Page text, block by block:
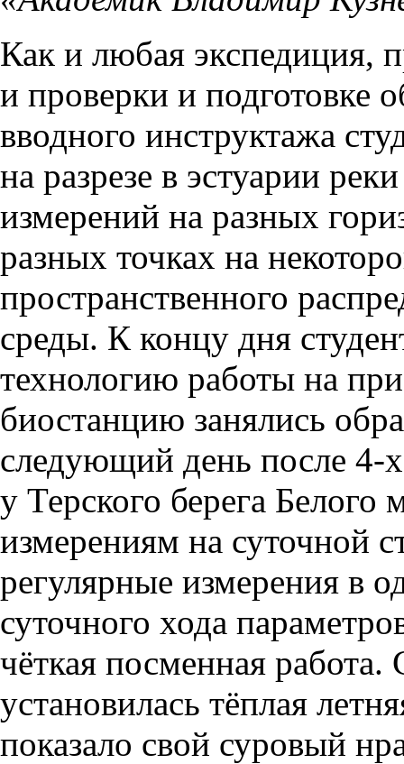
Как и любая экспедиция,
и проверки и подготовке
вводного инструктажа
на разрезе в эстуарии
измерений на разных
разных точках на
пространственного
среды. К концу дня
технологию работы на
биостанцию занялись
следующий день после 4-
у Терского берега
измерениям на суточной
регулярные измерения в
суточного хода
чёткая посменная работа.
установилась тёплая
показало свой суровый